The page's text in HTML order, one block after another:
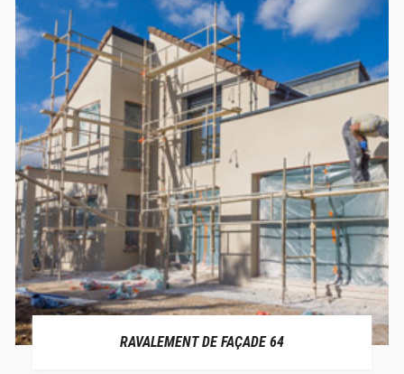
RAVALEMENT DE FAÇADE 64